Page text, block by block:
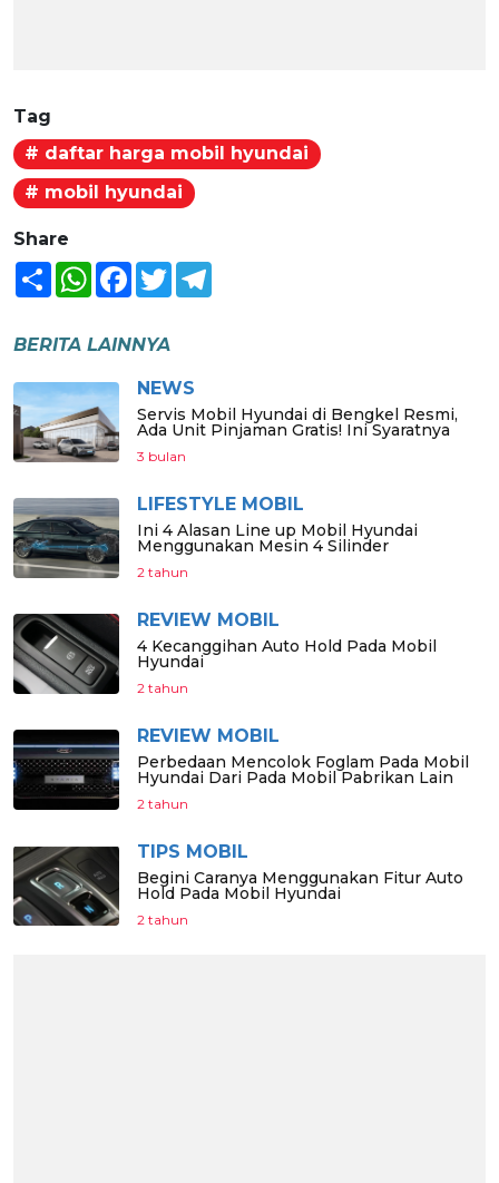
Tag
# daftar harga mobil hyundai
# mobil hyundai
Share
Share WhatsAppFacebook
Twitter
BERITA LAINNYA
NEWS
Servis Mobil Hyundai di Bengkel Resmi,
Ada Unit Pinjaman Gratis! Ini Syaratnya
3 bulan
LIFESTYLE MOBIL
Ini 4 Alasan Line up Mobil Hyundai
Menggunakan Mesin 4 Silinder
2 tahun
REVIEW MOBIL
4 Kecanggihan Auto Hold Pada Mobil
Hyundai
2 tahun
REVIEW MOBIL
Perbedaan Mencolok Foglam Pada Mobil
Hyundai Dari Pada Mobil Pabrikan Lain
2 tahun
TIPS MOBIL
Begini Caranya Menggunakan Fitur Auto
Hold Pada Mobil Hyundai
2 tahun